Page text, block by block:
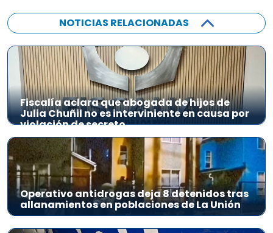
NOTICIAS RELACIONADAS
Fiscalía aclara que abogada de hijos de
Julia Chuñil no es interviniente en causa por
violación de secreto
Operativo antidrogas deja 8 detenidos tras
allanamientos en poblaciones de La Unión